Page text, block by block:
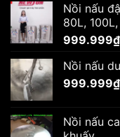
Nồi nấu
80L,
999.999₫
Nồi nấu
999.999₫
Nồi nấu